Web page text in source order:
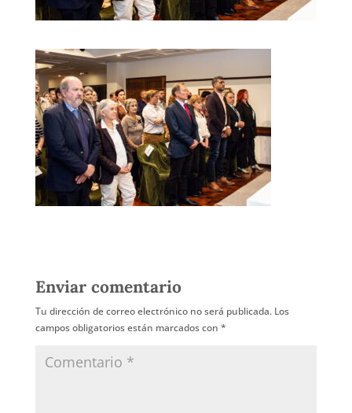
Enviar comentario
Tu dirección de correo electrónico no será publicada. Los
campos obligatorios están marcados con *